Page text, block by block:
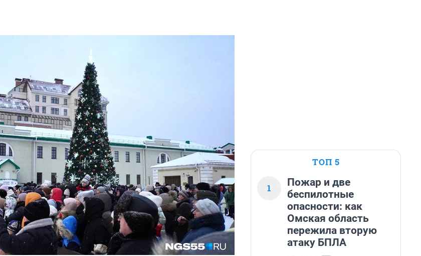
ТОП 5
1
Пожар и две
беспилотные
опасности: как
Омская область
пережила вторую
атаку БПЛА